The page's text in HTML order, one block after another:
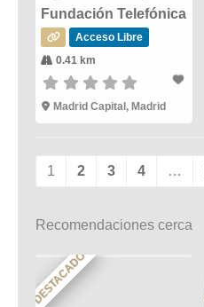
Fundación Telefónica
Acceso Libre
0.41 km
Madrid Capital, Madrid
1 2 3 4 …
Recomendaciones cerca
DESTACADO